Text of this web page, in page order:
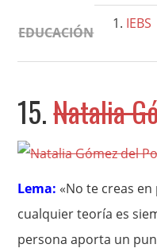
EDUCACIÓN
IEBS
15.Natalia
Lema: «No te creas
cualquier teoría es
persona aporta un